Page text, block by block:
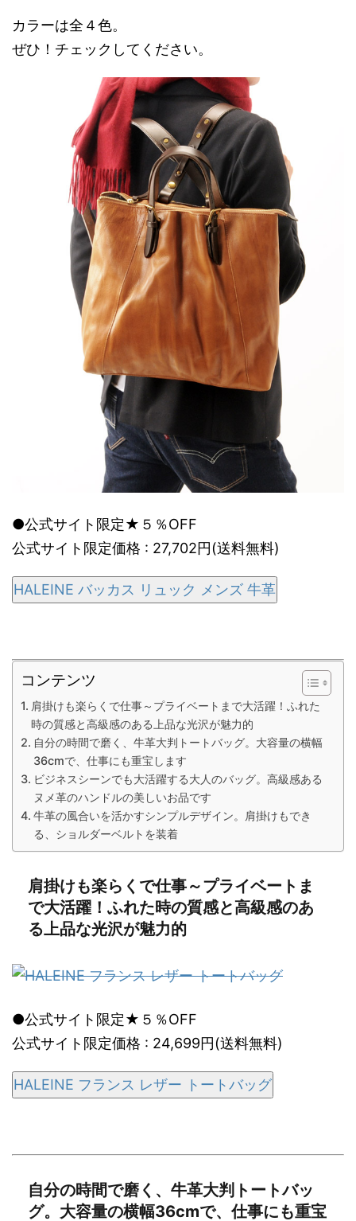
カラーは全４色。
ぜひ！チェックしてください。
●公式サイト限定★５％OFF
公式サイト限定価格 : 27,702円(送料無料)
HALEINE バッカス リュック メンズ 牛革
コンテンツ
肩掛けも楽らくで仕事～プライベートまで大活躍！ふれた
時の質感と高級感のある上品な光沢が魅力的
自分の時間で磨く、牛革大判トートバッグ。大容量の横幅
36cmで、仕事にも重宝します
ビジネスシーンでも大活躍する大人のバッグ。高級感ある
ヌメ革のハンドルの美しいお品です
牛革の風合いを活かすシンプルデザイン。肩掛けもでき
る、ショルダーベルトを装着
肩掛けも楽らくで仕事～プライベートま
で大活躍！ふれた時の質感と高級感のあ
る上品な光沢が魅力的
●公式サイト限定★５％OFF
公式サイト限定価格 : 24,699円(送料無料)
HALEINE フランス レザー トートバッグ
自分の時間で磨く、牛革大判トートバッ
グ。大容量の横幅36cmで、仕事にも重宝